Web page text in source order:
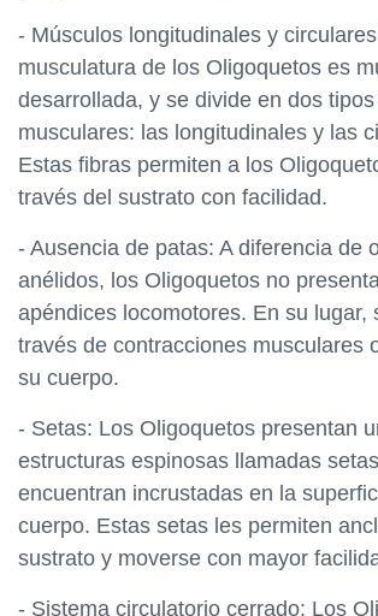
- Músculos longitudinales y
musculatura de los Oligoquetos es
desarrollada, y se divide en dos
musculares: las longitudinales y las
Estas fibras permiten a los
través del sustrato con facilidad.
- Ausencia de patas: A diferencia de
anélidos, los Oligoquetos no
apéndices locomotores. En su lugar,
través de contracciones musculares
su cuerpo.
- Setas: Los Oligoquetos presentan
estructuras espinosas llamadas
encuentran incrustadas en la
cuerpo. Estas setas les permiten
sustrato y moverse con mayor
- Sistema circulatorio cerrado: Los